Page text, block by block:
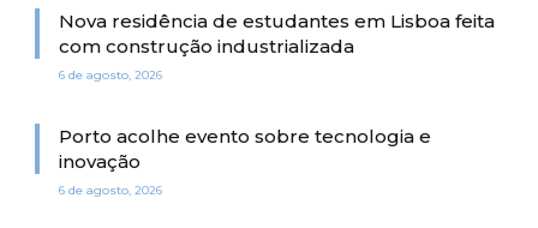
Nova residência de estudantes em Lisboa feita
com construção industrializada
6 de agosto, 2026
Porto acolhe evento sobre tecnologia e
inovação
6 de agosto, 2026